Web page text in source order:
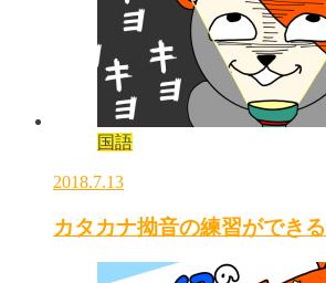
国語
2018.7.13
カタカナ拗音の練習ができ